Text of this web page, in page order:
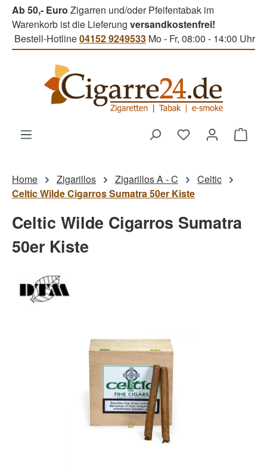
Zum Hauptinhalt springen
Ab 50,- Euro Zigarren und/oder Pfeifentabak im
Warenkorb ist die Lieferung versandkostenfrei!
Bestell-Hotline04152 9249533 Mo - Fr, 08:00 - 14:00 Uhr
Du hast 0
Home Zigarillos Zigarillos A - C
Celtic
Celtic Wilde Cigarros Sumatra 50er Kiste
Celtic Wilde Cigarros Sumatra
50er Kiste
Bildergalerie überspringen